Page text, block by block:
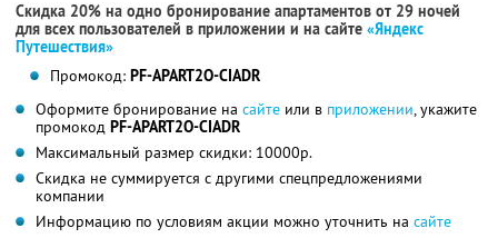
Скидка 20% на одно бронирование апартаментов от 29 ночей
для всех пользователей в приложении и на сайте «Яндекс
Путешествия»
Промокод: PF-APART2O-CIADR
Оформите бронирование на сайте или в приложении, укажите
промокод PF-APART2O-CIADR
Максимальный размер скидки: 10000р.
Скидка не суммируется с другими спецпредложениями
компании
Информацию по условиям акции можно уточнить на сайте